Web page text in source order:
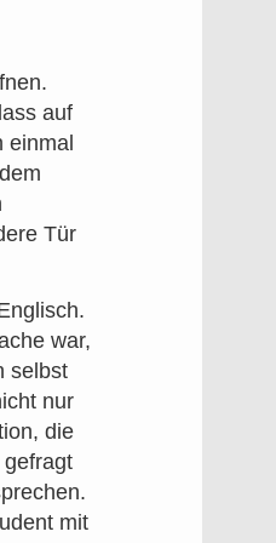
auf
einmal
Tür
war,
selbst
nur
die
mit